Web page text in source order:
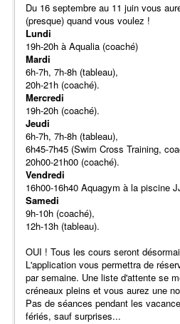
Du 16 septembre au 11 juin vous
(presque) quand vous voulez !
Lundi
19h-20h à Aqualia (coaché)
Mardi
6h-7h, 7h-8h (tableau),
20h-21h (coaché).
Mercredi
19h-20h (coaché).
Jeudi
6h-7h, 7h-8h (tableau),
6h45-7h45 (Swim Cross Training,
20h00-21h00 (coaché).
Vendredi
16h00-16h40 Aquagym à la piscine
Samedi
9h-10h (coaché),
12h-13h (tableau).
OUI ! Tous les cours seront
L'application vous permettra de
par semaine. Une liste d'attente se
créneaux pleins et vous aurez une
Pas de séances pendant les
fériés, sauf surprises...